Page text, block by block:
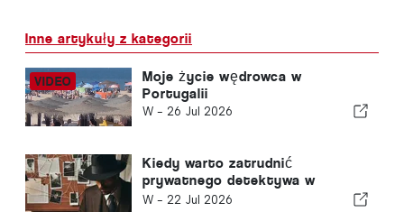
Inne artykuły z kategorii
Moje życie wędrowca w
Portugalii
W - 26 Jul 2026
Kiedy warto zatrudnić
prywatnego detektywa w
Portugalii? Pięć sytuacji, w
W - 22 Jul 2026